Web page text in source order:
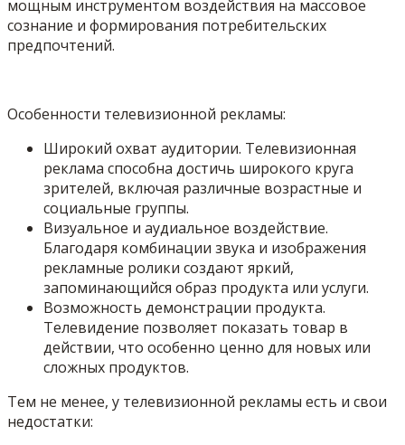
мощным инструментом воздействия на массовое
сознание и формирования потребительских
предпочтений.
Особенности телевизионной рекламы:
Широкий охват аудитории. Телевизионная
реклама способна достичь широкого круга
зрителей, включая различные возрастные и
социальные группы.
Визуальное и аудиальное воздействие.
Благодаря комбинации звука и изображения
рекламные ролики создают яркий,
запоминающийся образ продукта или услуги.
Возможность демонстрации продукта.
Телевидение позволяет показать товар в
действии, что особенно ценно для новых или
сложных продуктов.
Тем не менее, у телевизионной рекламы есть и свои
недостатки: